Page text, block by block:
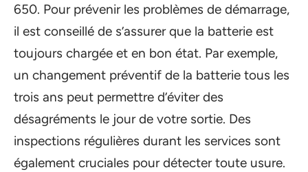
650. Pour prévenir les problèmes de démarrage,
il est conseillé de s’assurer que la batterie est
toujours chargée et en bon état. Par exemple,
un changement préventif de la batterie tous les
trois ans peut permettre d’éviter des
désagréments le jour de votre sortie. Des
inspections régulières durant les services sont
également cruciales pour détecter toute usure.